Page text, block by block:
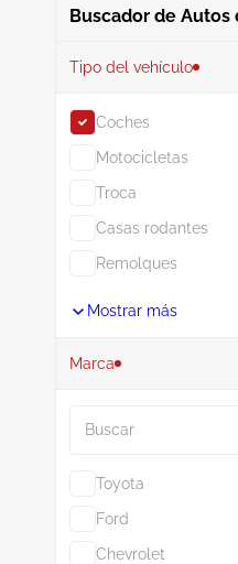
Buscador de Autos
Tipo del vehículo
Coches
Motocicletas
Troca
Casas rodantes
Remolques
Mostrar más
Marca
Toyota
Ford
Chevrolet